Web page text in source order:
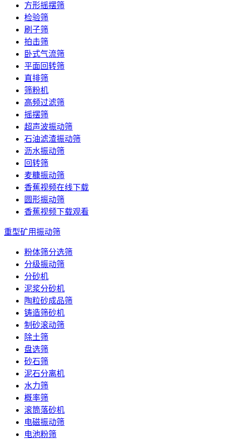
方形摇摆筛
检验筛
刷子筛
拍击筛
卧式气流筛
平面回转筛
直排筛
筛粉机
高频过滤筛
摇摆筛
超声波振动筛
石油滤渣振动筛
沥水振动筛
回转筛
麦糠振动筛
香蕉视频在线下载
圆形振动筛
香蕉视频下载观看
重型矿用振动筛
粉体筛分选筛
分级振动筛
分砂机
泥浆分砂机
陶粒砂成品筛
铸造筛砂机
制砂滚动筛
除土筛
盘选筛
砂石筛
泥石分离机
水力筛
概率筛
滚筒落砂机
电磁振动筛
电池粉筛